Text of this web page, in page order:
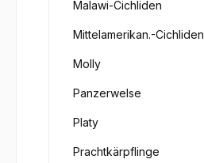
Malawi-Cichliden
Mittelamerikan.-Cichliden
Molly
Panzerwelse
Platy
Prachtkärpflinge